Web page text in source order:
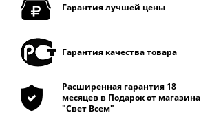
Гарантия лучшей цены
Гарантия качества товара
Расширенная гарантия 18
месяцев в Подарок от магазина
"Свет Всем"